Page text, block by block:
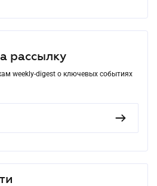
рассылку
weekly-digest о ключевых событиях